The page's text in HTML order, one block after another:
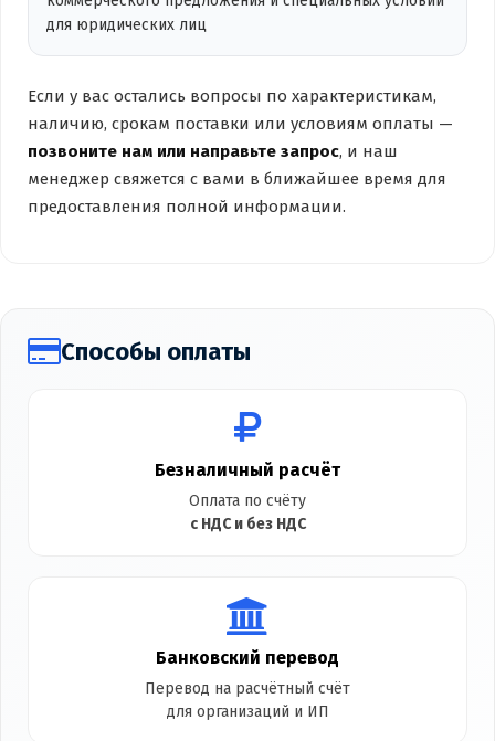
для юридических лиц
Если у вас остались вопросы по характеристикам,
наличию, срокам поставки или условиям оплаты —
позвоните нам или направьте запрос, и наш
менеджер свяжется с вами в ближайшее время для
предоставления полной информации.
Способы оплаты
Безналичный расчёт
Оплата по счёту
с НДС и без НДС
Банковский перевод
Перевод на расчётный счёт
для организаций и ИП